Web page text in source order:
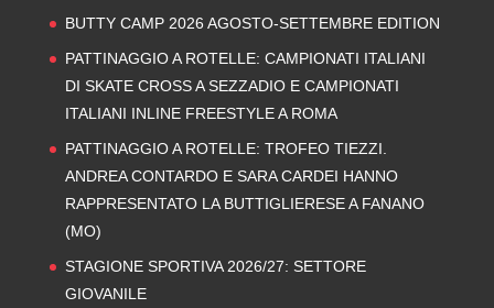
BUTTY CAMP 2026 AGOSTO-SETTEMBRE EDITION
PATTINAGGIO A ROTELLE: CAMPIONATI ITALIANI
DI SKATE CROSS A SEZZADIO E CAMPIONATI
ITALIANI INLINE FREESTYLE A ROMA
PATTINAGGIO A ROTELLE: TROFEO TIEZZI.
ANDREA CONTARDO E SARA CARDEI HANNO
RAPPRESENTATO LA BUTTIGLIERESE A FANANO
(MO)
STAGIONE SPORTIVA 2026/27: SETTORE
GIOVANILE